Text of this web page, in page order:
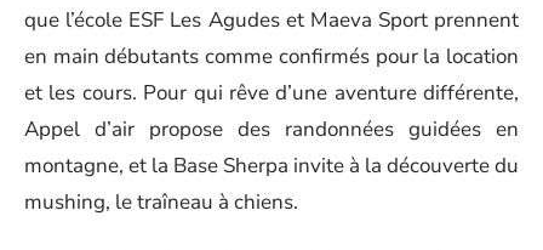
que l’école ESF Les Agudes et Maeva Sport prennent
en main débutants comme confirmés pour la location
et les cours. Pour qui rêve d’une aventure différente,
Appel d’air propose des randonnées guidées en
montagne, et la Base Sherpa invite à la découverte du
mushing, le traîneau à chiens.